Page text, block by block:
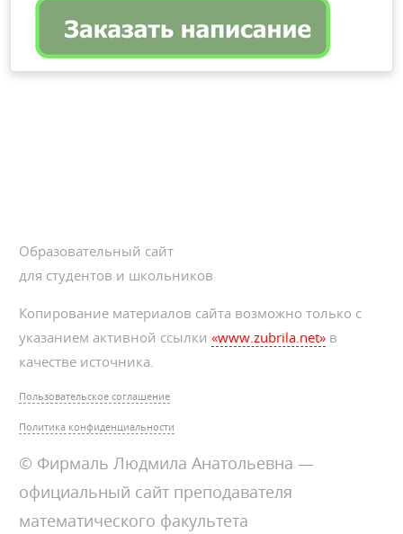
Образовательный сайт
для студентов и школьников
Копирование материалов сайта возможно только с
указанием активной ссылки«www.zubrila.net» в
качестве источника.
Пользовательское соглашение
Политика конфиденциальности
© Фирмаль Людмила Анатольевна —
официальный сайт преподавателя
математического факультета